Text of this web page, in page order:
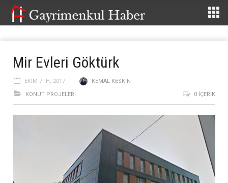
Mir Evleri Göktürk
EKIM 7TH, 2017
KEMAL KESKIN
KONUT PROJELERI
0 İÇERIK